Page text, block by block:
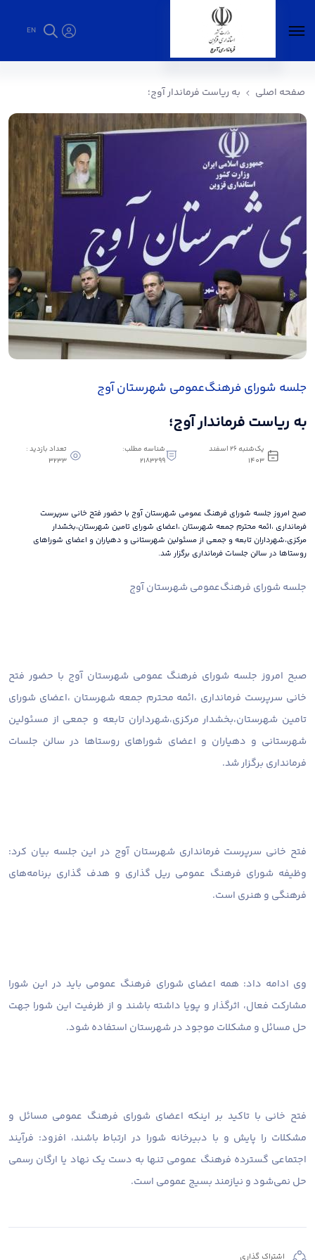
EN
صفحه اصلی به ریاست فرماندار آوج؛
جلسه شورای فرهنگ‌عمومی شهرستان آوج
به ریاست فرماندار آوج؛
یک‌شنبه 26 اسفند
1403
شناسه مطلب:
2183299
تعداد بازدید :
3233
صبح امروز جلسه شورای فرهنگ عمومی شهرستان آوج با حضور فتح خانی سرپرست
فرمانداری ،ائمه محترم جمعه شهرستان ،اعضای شورای تامین شهرستان،بخشدار
مرکزی،شهرداران تابعه و جمعی از مسئولین شهرستانی و دهیاران و اعضای شوراهای
روستاها در سالن جلسات فرمانداری برگزار شد.
جلسه شورای فرهنگ‌عمومی شهرستان آوج
صبح امروز جلسه شورای فرهنگ عمومی شهرستان آوج با حضور فتح
خانی سرپرست فرمانداری ،ائمه محترم جمعه شهرستان ،اعضای شورای
تامین شهرستان،بخشدار مرکزی،شهرداران تابعه و جمعی از مسئولین
شهرستانی و دهیاران و اعضای شوراهای روستاها در سالن جلسات
فرمانداری برگزار شد.
فتح خانی سرپرست فرمانداری شهرستان آوج در این جلسه بیان کرد:
وظیفه شورای فرهنگ عمومی ریل گذاری و هدف گذاری برنامه‌های
فرهنگی و هنری است.
وی ادامه داد: همه اعضای شورای فرهنگ عمومی باید در این شورا
مشارکت فعال، اثرگذار و پویا داشته باشند و از ظرفیت این شورا جهت
حل مسائل و مشکلات موجود در شهرستان استفاده شود.
فتح خانی با تاکید بر اینکه اعضای شورای فرهنگ عمومی مسائل و
مشکلات را پایش و با دبیرخانه شورا در ارتباط باشند، افزود: فرآیند
اجتماعی گسترده فرهنگ عمومی تنها به دست یک نهاد یا ارگان رسمی
حل نمی‌شود و نیازمند بسیج عمومی است.
اشتراک گذاری